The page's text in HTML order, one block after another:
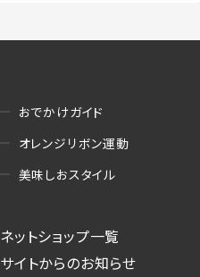
おでかけガイド
オレンジリボン運動
美味しおスタイル
ネットショップ一覧
サイトからのお知らせ